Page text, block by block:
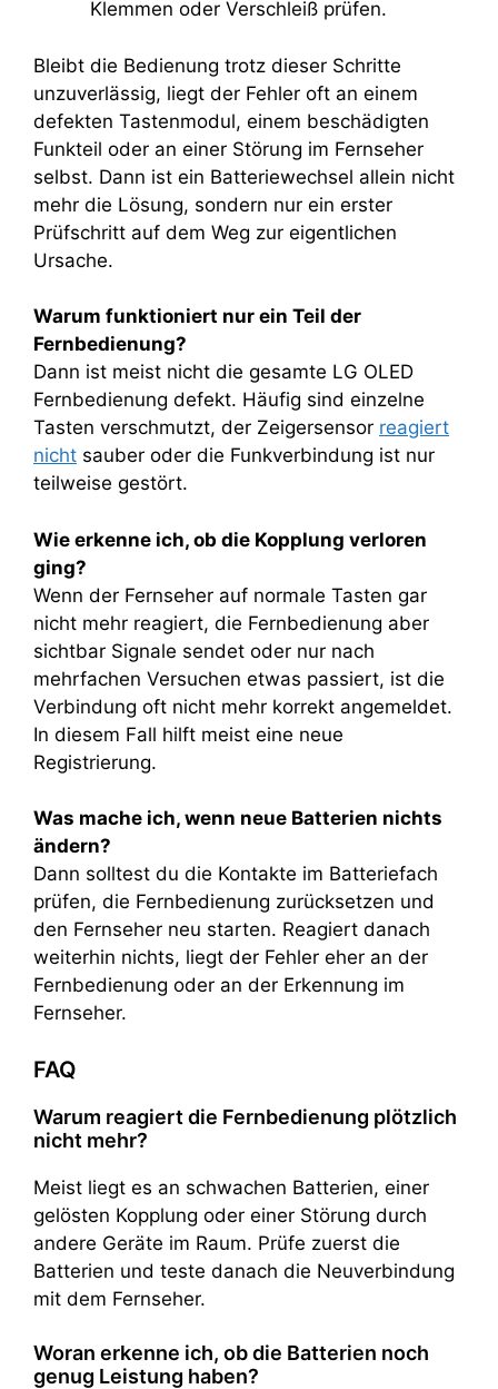
Klemmen oder Verschleiß prüfen.
Bleibt die Bedienung trotz dieser Schritte
unzuverlässig, liegt der Fehler oft an einem
defekten Tastenmodul, einem beschädigten
Funkteil oder an einer Störung im Fernseher
selbst. Dann ist ein Batteriewechsel allein nicht
mehr die Lösung, sondern nur ein erster
Prüfschritt auf dem Weg zur eigentlichen
Ursache.
Warum funktioniert nur ein Teil der
Fernbedienung?
Dann ist meist nicht die gesamte LG OLED
Fernbedienung defekt. Häufig sind einzelne
Tasten verschmutzt, der Zeigersensor reagiert
nicht sauber oder die Funkverbindung ist nur
teilweise gestört.
Wie erkenne ich, ob die Kopplung verloren
ging?
Wenn der Fernseher auf normale Tasten gar
nicht mehr reagiert, die Fernbedienung aber
sichtbar Signale sendet oder nur nach
mehrfachen Versuchen etwas passiert, ist die
Verbindung oft nicht mehr korrekt angemeldet.
In diesem Fall hilft meist eine neue
Registrierung.
Was mache ich, wenn neue Batterien nichts
ändern?
Dann solltest du die Kontakte im Batteriefach
prüfen, die Fernbedienung zurücksetzen und
den Fernseher neu starten. Reagiert danach
weiterhin nichts, liegt der Fehler eher an der
Fernbedienung oder an der Erkennung im
Fernseher.
FAQ
Warum reagiert die Fernbedienung plötzlich
nicht mehr?
Meist liegt es an schwachen Batterien, einer
gelösten Kopplung oder einer Störung durch
andere Geräte im Raum. Prüfe zuerst die
Batterien und teste danach die Neuverbindung
mit dem Fernseher.
Woran erkenne ich, ob die Batterien noch
genug Leistung haben?